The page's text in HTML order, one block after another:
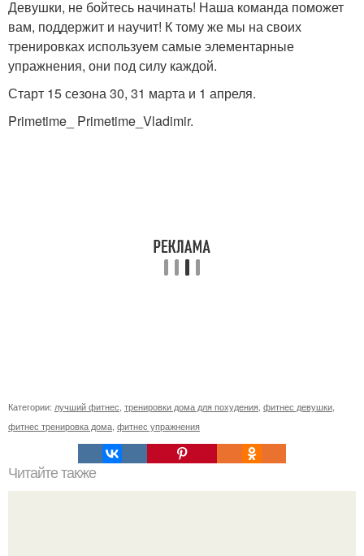
Девушки, не бойтесь начинать! Наша команда поможет
вам, поддержит и научит! К тому же мы на своих
тренировках используем самые элементарные
упражнения, они под силу каждой.
Старт 15 сезона 30, 31 марта и 1 апреля.
Primetime_ Primetime_Vladimir.
Категории: лучший фитнес тренировки дома для похудения фитнес девушки
фитнес тренировка дома фитнес упражнения
Читайте также